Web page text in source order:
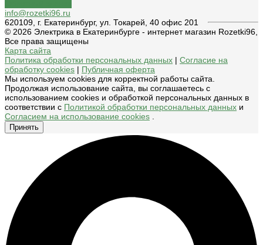
info@rozetki96.ru
620109, г. Екатеринбург, ул. Токарей, 40 офис 201
© 2026 Электрика в Екатеринбурге - интернет магазин Rozetki96,
Все права защищены
Карта сайта
Политика обработки персональных данных | Согласие на
обработку cookies | Публичная оферта
Мы используем cookies для корректной работы сайта.
Продолжая использование сайта, вы соглашаетесь с
использованием cookies и обработкой персональных данных в
соответствии с Политикой обработки персональных данных и
Согласием на использование cookies .
Принять